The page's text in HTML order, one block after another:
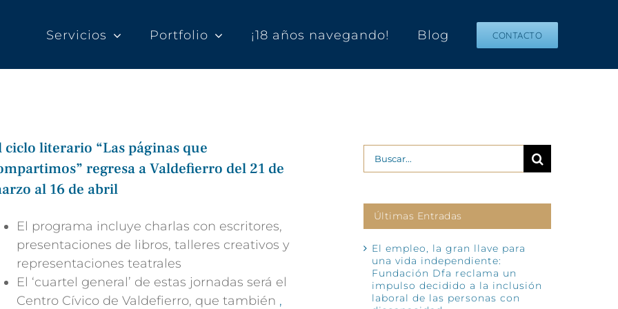
Servicios Portfolio ¡18 años navegando! Blog CONTACTO
ciclo literario “Las páginas que
regresa a Valdefierro del 21 de
al 16 de abril
El programa incluye charlas con escritores,
presentaciones de libros, talleres creativos y
representaciones teatrales
El ‘cuartel general’ de estas jornadas será el
Centro Cívico de Valdefierro, que también ,
Buscar:
Últimas Entradas
El empleo, la gran llave para
una vida independiente:
Fundación Dfa reclama un
impulso decidido a la inclusión
laboral de las personas con